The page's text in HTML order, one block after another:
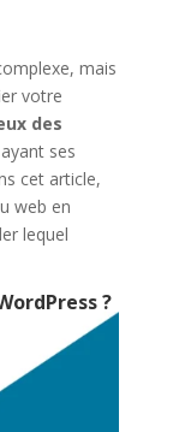
mais
votre
des
ses
cet article,
web en
lequel
?